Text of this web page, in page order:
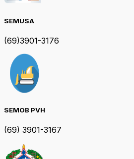
SEMUSA
(69)3901-3176
SEMOB PVH
(69) 3901-3167